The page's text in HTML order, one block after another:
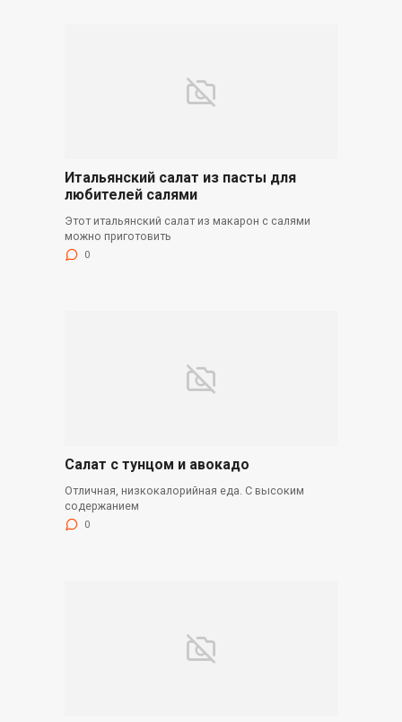
Итальянский салат из пасты для
любителей салями
Этот итальянский салат из макарон с салями
можно приготовить
0
Салат с тунцом и авокадо
Отличная, низкокалорийная еда. С высоким
содержанием
0